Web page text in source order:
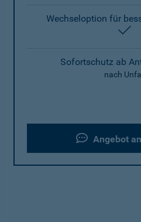
Wechseloption für
Sofortschutz ab
nach Unfall
Angebot